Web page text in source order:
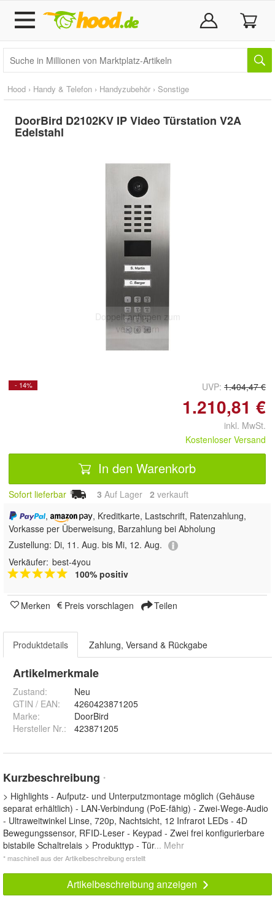
Hood › Handy & Telefon › Handyzubehör › Sonstige
DoorBird D2102KV IP Video Türstation V2A
Edelstahl
Doppelt antippen zum
vergrößern
- 14% UVP: 1.404,47 €
1.210,81 €
inkl. MwSt.
Kostenloser Versand
In den Warenkorb
Sofort lieferbar 3 Auf Lager 2 verkauft
,
, Kreditkarte, Lastschrift, Ratenzahlung,
Vorkasse per Überweisung, Barzahlung bei Abholung
Zustellung: Di, 11. Aug. bis Mi, 12. Aug.
Verkäufer: best-4you
100% positiv
Merken Preis vorschlagen Teilen
Produktdetails Zahlung, Versand & Rückgabe
Artikelmerkmale
Zustand:
Neu
GTIN / EAN:
4260423871205
Marke:
DoorBird
Hersteller Nr.:
423871205
Kurzbeschreibung *
> Highlights - Aufputz- und Unterputzmontage möglich (Gehäuse
separat erhältlich) - LAN-Verbindung (PoE-fähig) - Zwei-Wege-Audio
- Ultraweitwinkel Linse, 720p, Nachtsicht, 12 Infrarot LEDs - 4D
Bewegungssensor, RFID-Leser - Keypad - Zwei frei konfigurierbare
bistabile Schaltrelais > Produkttyp - Tür... Mehr
* maschinell aus der Artikelbeschreibung erstellt
Artikelbeschreibung anzeigen